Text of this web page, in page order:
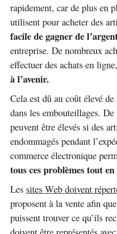
rapidement, car de plus en
utilisent pour acheter des
facile de gagner de
entreprise. De nombreux
effectuer des achats en ligne,
à l’avenir.
Cela est dû au coût élevé de
dans les embouteillages.
peuvent être élevés si des
endommagés pendant
commerce électronique
tous ces problèmes tout
Les sites Web doivent
proposent à la vente afin
puissent trouver ce qu’ils